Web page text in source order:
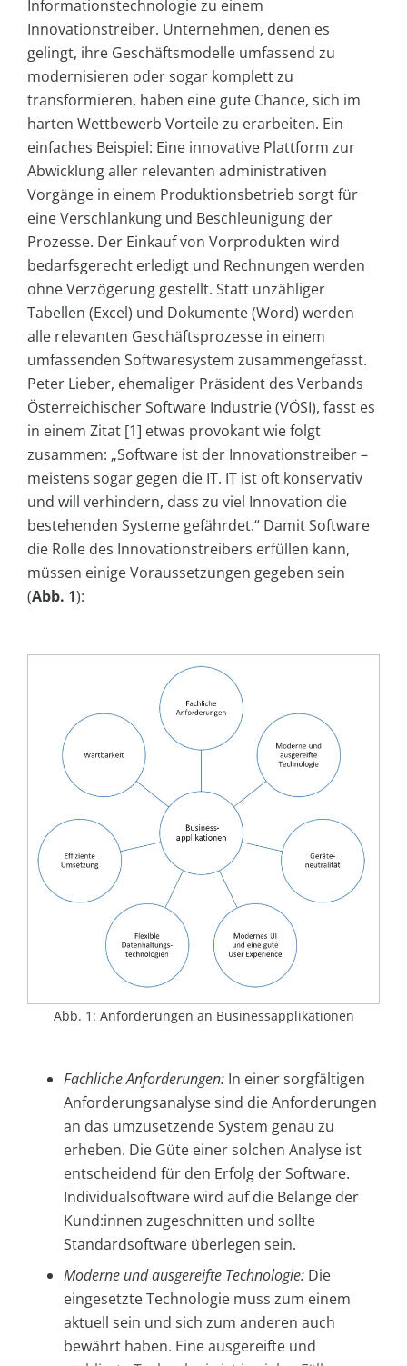
Informationstechnologie zu einem
Innovationstreiber. Unternehmen, denen es
gelingt, ihre Geschäftsmodelle umfassend zu
modernisieren oder sogar komplett zu
transformieren, haben eine gute Chance, sich im
harten Wettbewerb Vorteile zu erarbeiten. Ein
einfaches Beispiel: Eine innovative Plattform zur
Abwicklung aller relevanten administrativen
Vorgänge in einem Produktionsbetrieb sorgt für
eine Verschlankung und Beschleunigung der
Prozesse. Der Einkauf von Vorprodukten wird
bedarfsgerecht erledigt und Rechnungen werden
ohne Verzögerung gestellt. Statt unzähliger
Tabellen (Excel) und Dokumente (Word) werden
alle relevanten Geschäftsprozesse in einem
umfassenden Softwaresystem zusammengefasst.
Peter Lieber, ehemaliger Präsident des Verbands
Österreichischer Software Industrie (VÖSI), fasst es
in einem Zitat [1] etwas provokant wie folgt
zusammen: „Software ist der Innovationstreiber –
meistens sogar gegen die IT. IT ist oft konservativ
und will verhindern, dass zu viel Innovation die
bestehenden Systeme gefährdet.“ Damit Software
die Rolle des Innovationstreibers erfüllen kann,
müssen einige Voraussetzungen gegeben sein
(Abb. 1):
Abb. 1: Anforderungen an Businessapplikationen
Fachliche Anforderungen: In einer sorgfältigen
Anforderungsanalyse sind die Anforderungen
an das umzusetzende System genau zu
erheben. Die Güte einer solchen Analyse ist
entscheidend für den Erfolg der Software.
Individualsoftware wird auf die Belange der
Kund:innen zugeschnitten und sollte
Standardsoftware überlegen sein.
Moderne und ausgereifte Technologie: Die
eingesetzte Technologie muss zum einem
aktuell sein und sich zum anderen auch
bewährt haben. Eine ausgereifte und